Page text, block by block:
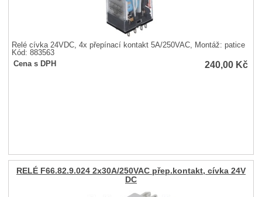
Relé cívka 24VDC, 4x přepínací kontakt 5A/250VAC, Montáž: patice
Kód: 883563
Cena s DPH
240,00 Kč
RELÉ F66.82.9.024 2x30A/250VAC přep.kontakt, cívka 24V
DC